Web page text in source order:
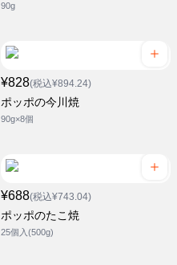
90g
¥828(税込¥894.24)
ポッポの今川焼
90g×8個
¥688(税込¥743.04)
ポッポのたこ焼
25個入(500g)